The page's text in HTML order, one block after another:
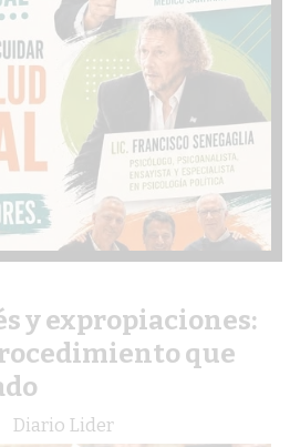
y expropiaciones:
que
Diario Lider